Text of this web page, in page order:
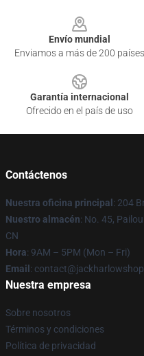
Envío mundial
Enviamos a más de 200 países
Garantía internacional
Ofrecido en el país de uso
Contáctenos
Nuestra oficina principal : 204
Nuestro almacén: No. 45,
CN
Hora: 9AM – 5PM (Mon – Fri)
Email :
Nuestra empresa
Sobre nosotros
Términos y condiciones
Política de privacidad